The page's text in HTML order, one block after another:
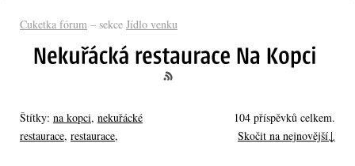
Cuketka fórum – sekce Jídlo venku
Štítky: na kopci, nekuřácké
restaurace, restaurace,
104 příspěvků celkem.
Skočit na nejnovější↓